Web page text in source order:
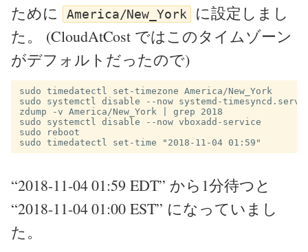
ために
America/New_York
に設定しまし
た。 (CloudAtCost ではこのタイムゾーン
がデフォルトだったので)
sudo timedatectl set-timezone America/New_York
sudo systemctl disable --now systemd-
zdump -v America/New_York | grep 2018
sudo systemctl disable --now vboxadd-service
sudo reboot
“2018-11-04 01:59 EDT” から1分待つと
“2018-11-04 01:00 EST” になっていまし
た。